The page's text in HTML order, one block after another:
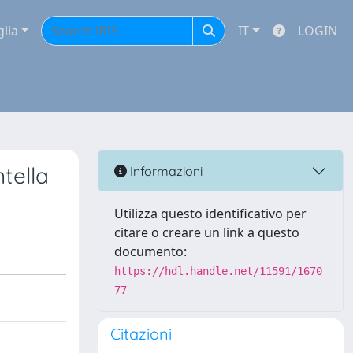
IT LOGIN
Informazioni
Utilizza questo identificativo per
citare o creare un link a questo
documento:
https://hdl.handle.net/11591/1670
77
Citazioni